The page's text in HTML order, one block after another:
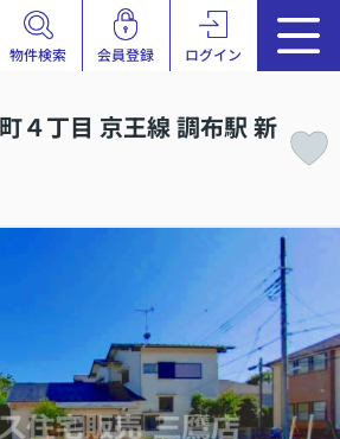
物件検索 会員登録 ログイン
４丁目 京王線 調布駅 新